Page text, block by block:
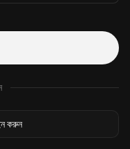
করুন